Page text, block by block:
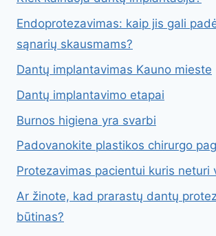
Endoprotezavimas: kaip jis gali
sąnarių skausmams?
Dantų implantavimas Kauno mieste
Dantų implantavimo etapai
Burnos higiena yra svarbi
Padovanokite plastikos chirurgo
Protezavimas pacientui kuris neturi
Ar žinote, kad prarastų dantų
būtinas?